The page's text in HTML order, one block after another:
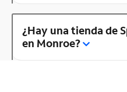
¿Hay una tienda de
en Monroe?